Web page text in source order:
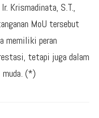
Krismadinata, S.T.,
MoU tersebut
memiliki peran
tetapi juga dalam
muda. (*)